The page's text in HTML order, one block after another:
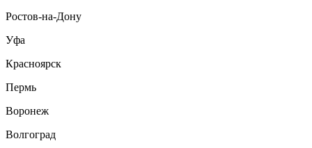
Ростов-на-Дону
Уфа
Красноярск
Пермь
Воронеж
Волгоград